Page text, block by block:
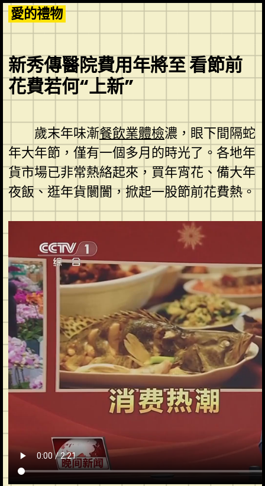
Skip
to
content
愛的禮物
新秀傳醫院費用年將至 看節前
花費若何“上新”
歲末年味漸餐飲業體檢濃，眼下間隔蛇
年大年節，僅有一個多月的時光了。各地年
貨市場已非常熱絡起來，買年宵花、備大年
夜飯、逛年貨闤闠，掀起一股節前花費熱。